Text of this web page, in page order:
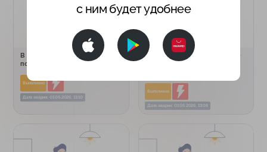
В Яккасарайском районе все
починили и включили свет.
Выполнено
Дата аварии: 01.06.2026, 13:10
В Мирзо Улугбекском районе
Выполнено
Дата аварии: 01.06.2026, 13:08
с ним будет удобнее